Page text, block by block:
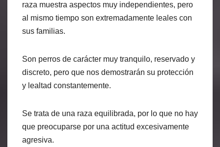
raza muestra aspectos muy independientes, pero
al mismo tiempo son extremadamente leales con
sus familias.
Son perros de carácter muy tranquilo, reservado y
discreto, pero que nos demostrarán su protección
y lealtad constantemente.
Se trata de una raza equilibrada, por lo que no hay
que preocuparse por una actitud excesivamente
agresiva.